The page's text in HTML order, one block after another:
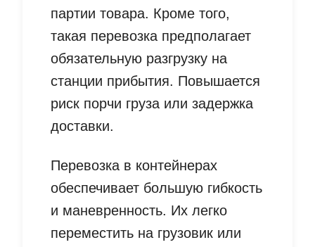
партии товара. Кроме того,
такая перевозка предполагает
обязательную разгрузку на
станции прибытия. Повышается
риск порчи груза или задержка
доставки.
Перевозка в контейнерах
обеспечивает большую гибкость
и маневренность. Их легко
переместить на грузовик или